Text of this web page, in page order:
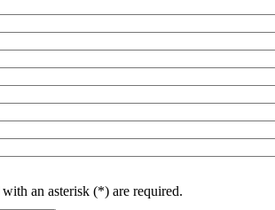
an asterisk (*) are required.